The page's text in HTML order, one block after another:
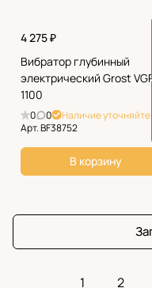
4 275 ₽
Вибратор глубинный
электрический Grost
1100
0 0
Наличие уточняйте
Арт.BF38752
В корзину
1 2